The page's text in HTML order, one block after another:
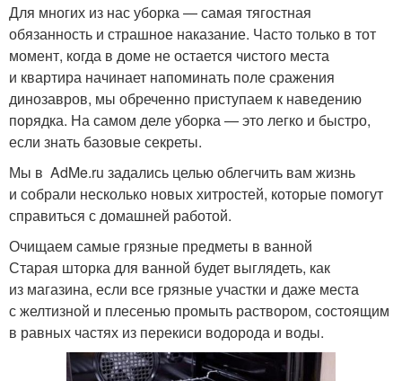
Для многих из нас уборка — самая тягостная
обязанность и страшное наказание. Часто только в тот
момент, когда в доме не остается чистого места
и квартира начинает напоминать поле сражения
динозавров, мы обреченно приступаем к наведению
порядка. На самом деле уборка — это легко и быстро,
если знать базовые секреты.
Мы в AdMe.ru задались целью облегчить вам жизнь
и собрали несколько новых хитростей, которые помогут
справиться с домашней работой.
Очищаем самые грязные предметы в ванной
Старая шторка для ванной будет выглядеть, как
из магазина, если все грязные участки и даже места
с желтизной и плесенью промыть раствором, состоящим
в равных частях из перекиси водорода и воды.